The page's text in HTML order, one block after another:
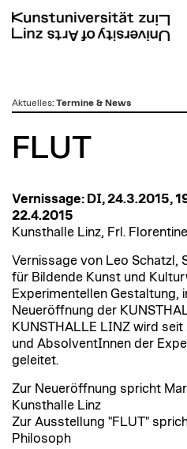
zumAktuelles: Termine & News
FLUT
Vernissage: DI, 24.3.2015,
22.4.2015
Kunsthalle Linz, Frl.
Vernissage von Leo Schatzl,
für Bildende Kunst und
Experimentellen Gestaltung,
Neueröffnung der
KUNSTHALLE LINZ wird
und AbsolventInnen der
geleitet.
Zur Neueröffnung spricht
Kunsthalle Linz
Zur Ausstellung "FLUT"
Philosoph